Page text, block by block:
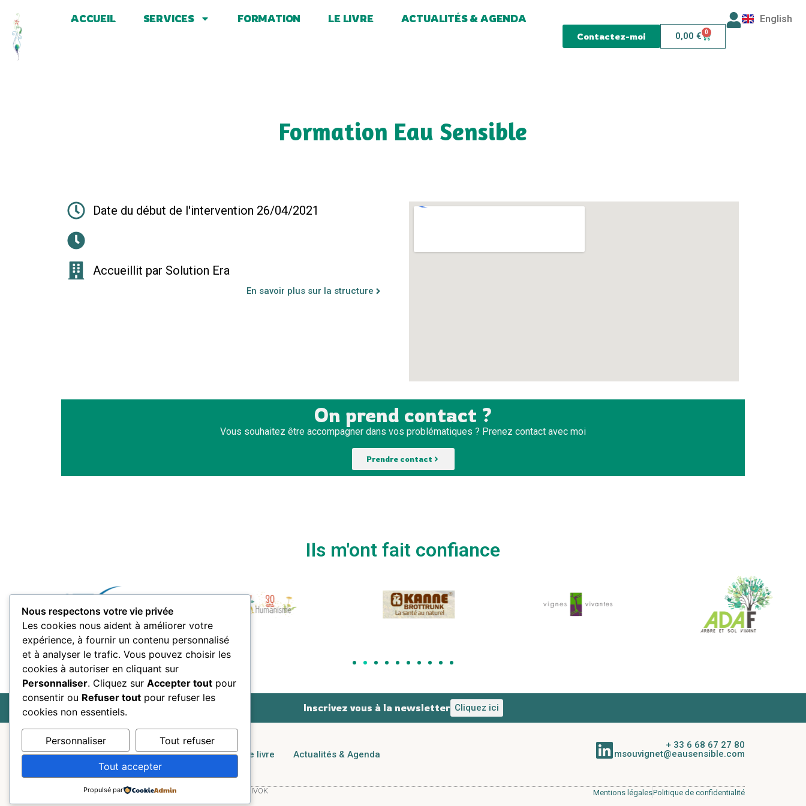
ACCUEIL SERVICES FORMATION LE LIVRE ACTUALITÉS & AGENDA
Contactez-moi 0,00€ 0
English
Formation Eau Sensible
Date du début de l'intervention 26/04/2021
Accueillit par Solution Era
En savoir plus sur la structure
On prend contact ?
Vous souhaitez être accompagner dans vos problématiques ? Prenez contact avec moi
Prendre contact
Ils m'ont fait confiance
Inscrivez vous à la newsletter Cliquez ici
Accueil Services Formation Le livre Actualités & Agenda
+ 33 6 68 67 27 80
msouvignet@eausensible.com
© Tous droits réservés, Site conçu avec passion par STRIVOK Mentions légalesPolitique de confidentialité
Nous respectons votre vie privée
Les cookies nous aident à améliorer votre
expérience, à fournir un contenu personnalisé
et à analyser le trafic. Vous pouvez choisir les
cookies à autoriser en cliquant sur
Personnaliser. Cliquez sur Accepter tout pour
consentir ou Refuser tout pour refuser les
cookies non essentiels.
Personnaliser Tout refuser
Tout accepter
Propulsé par